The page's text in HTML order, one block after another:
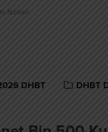
Notları
DHBT DHBT